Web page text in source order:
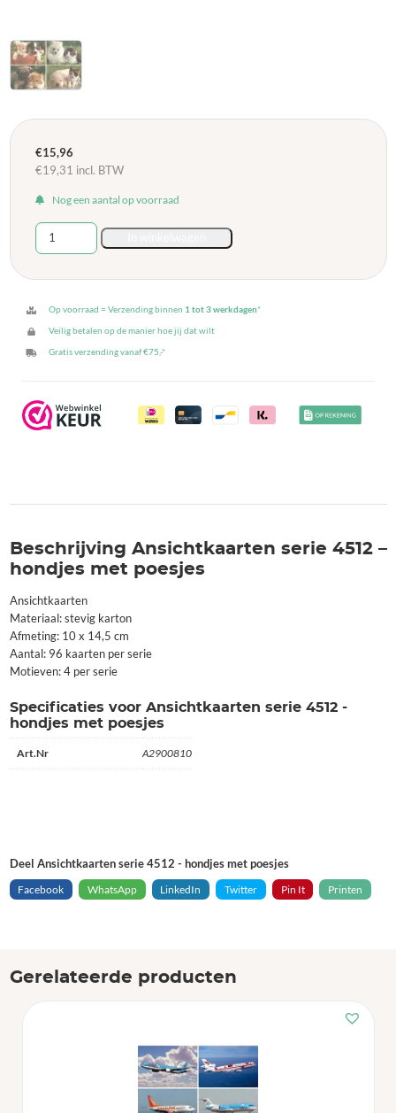
€15,96
€19,31 incl. BTW
Nog een aantal op voorraad
Ansichtkaarten
serie
-
met
poesjes
aantal
Op voorraad = Verzending binnen 1 tot 3 werkdagen*
Veilig betalen op de manier hoe jij dat wilt
Gratis verzending vanaf €75,-*
Beschrijving Ansichtkaarten serie 4512 –
hondjes met poesjes
Ansichtkaarten
Materiaal: stevig karton
Afmeting: 10 x 14,5 cm
Aantal: 96 kaarten per serie
Motieven: 4 per serie
Specificaties voor Ansichtkaarten serie 4512 -
hondjes met poesjes
Art.Nr A2900810
Deel Ansichtkaarten serie 4512 - hondjes met poesjes
Facebook
WhatsApp LinkedIn Twitter Pin It Printen
Gerelateerde producten